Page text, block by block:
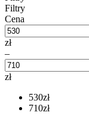
Filtry
Cena
zł
–
zł
530zł
710zł